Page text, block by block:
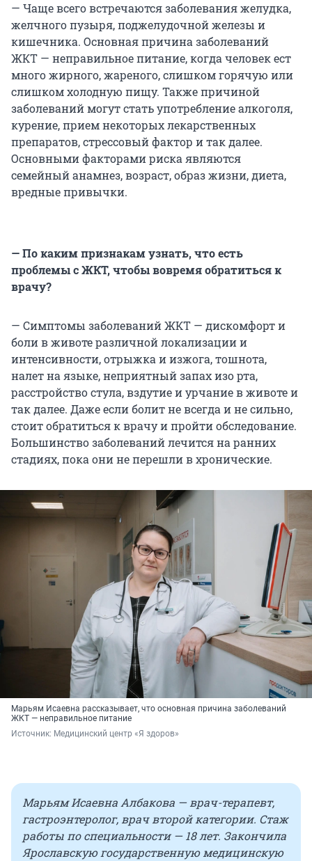
— Чаще всего встречаются заболевания желудка,
желчного пузыря, поджелудочной железы и
кишечника. Основная причина заболеваний
ЖКТ — неправильное питание, когда человек ест
много жирного, жареного, слишком горячую или
слишком холодную пищу. Также причиной
заболеваний могут стать употребление алкоголя,
курение, прием некоторых лекарственных
препаратов, стрессовый фактор и так далее.
Основными факторами риска являются
семейный анамнез, возраст, образ жизни, диета,
вредные привычки.
— По каким признакам узнать, что есть
проблемы с ЖКТ, чтобы вовремя обратиться к
врачу?
— Симптомы заболеваний ЖКТ — дискомфорт и
боли в животе различной локализации и
интенсивности, отрыжка и изжога, тошнота,
налет на языке, неприятный запах изо рта,
расстройство стула, вздутие и урчание в животе и
так далее. Даже если болит не всегда и не сильно,
стоит обратиться к врачу и пройти обследование.
Большинство заболеваний лечится на ранних
стадиях, пока они не перешли в хронические.
Марьям Исаевна рассказывает, что основная причина заболеваний
ЖКТ — неправильное питание
Источник: Медицинский центр «Я здоров»
Марьям Исаевна Албакова — врач-терапевт,
гастроэнтеролог, врач второй категории. Стаж
работы по специальности — 18 лет. Закончила
Ярославскую государственную медицинскую